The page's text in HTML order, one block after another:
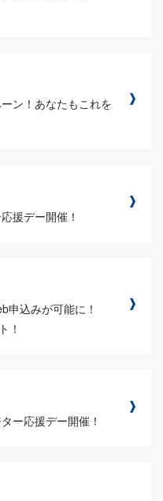
ン！あなたもこれを
援デー開催！
申込みが可能に！
！
ー応援デー開催！